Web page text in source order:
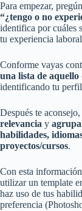
Para empezar,
“¿tengo o no
identifica por cuáles
tu experiencia
Conforme vayas
una lista de aquello
identificando tu
Después te
relevancia y
habilidades,
proyectos/cursos.
Con esta
utilizar un template
haz uso de tus
preferencia